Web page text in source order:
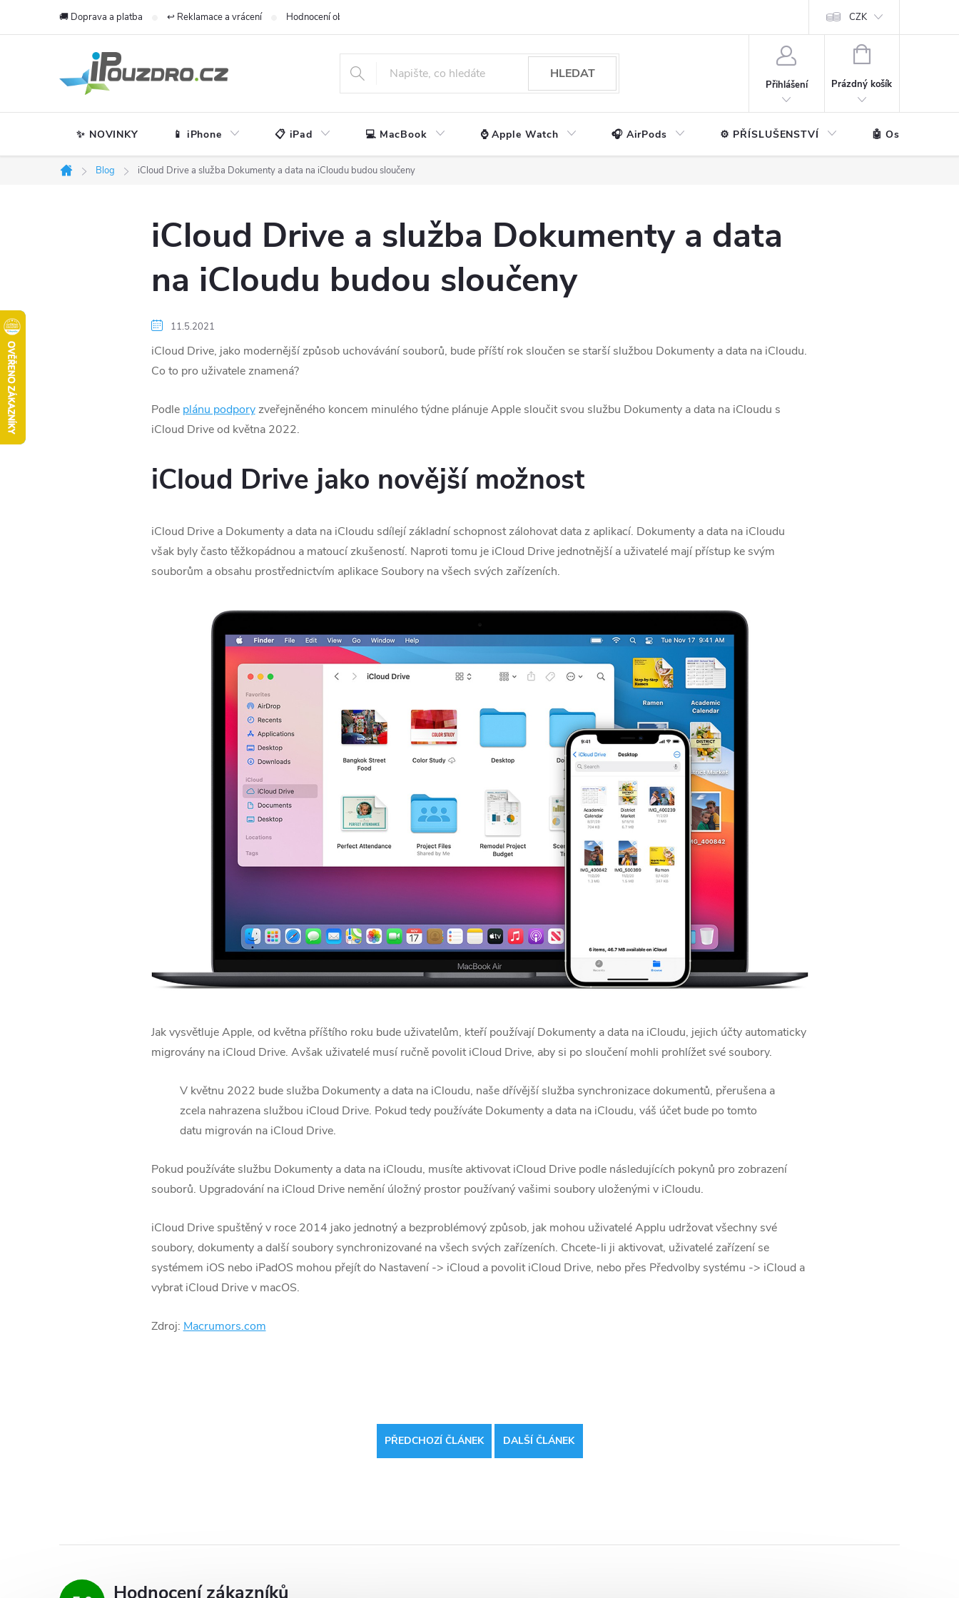
🚚 Doprava a platba ↩️ Reklamace a vrácení Hodnocení obchodu CZK
HLEDAT
Přihlášení
NÁKUPNÍ
Prázdný košík
✨ NOVINKY 📱 iPhone 📋 iPad 💻 MacBook ⌚ Apple Watch 🎧 AirPods ⚙️ PŘÍSLUŠENSTVÍ 🤖 Ostatní
Domů
Blog iCloud Drive a služba Dokumenty a data na iCloudu budou sloučeny
iCloud Drive a služba Dokumenty a data
na iCloudu budou sloučeny
11.5.2021
iCloud Drive, jako modernější způsob uchovávání souborů, bude příští rok sloučen se starší službou Dokumenty a data na iCloudu.
Co to pro uživatele znamená?
Podle plánu podporyzveřejněného koncem minulého týdne plánuje Apple sloučit svou službu Dokumenty a data na iCloudu s
iCloud Drive od května 2022.
iCloud Drive jako novější možnost
‌iCloud Drive‌ a Dokumenty a data na iCloudu sdílejí základní schopnost zálohovat data z aplikací. Dokumenty a data na iCloudu‌
však byly často těžkopádnou a matoucí zkušeností. Naproti tomu je ‌iCloud Drive‌ jednotnější a uživatelé mají přístup ke svým
souborům a obsahu prostřednictvím aplikace Soubory na všech svých zařízeních.
Jak vysvětluje Apple, od května příštího roku bude uživatelům, kteří používají Dokumenty a data na iCloudu, jejich účty automaticky
migrovány na ‌iCloud Drive‌. Avšak uživatelé musí ručně povolit ‌iCloud Drive‌, aby si po sloučení mohli prohlížet své soubory.
V květnu 2022 bude služba Dokumenty a data na iCloudu, naše dřívější služba synchronizace dokumentů, přerušena a
zcela nahrazena službou ‌iCloud Drive‌. Pokud tedy používáte Dokumenty a data na iCloudu, váš účet bude po tomto
datu migrován na ‌iCloud Drive‌.
Pokud používáte službu ‌Dokumenty a data na iCloudu, musíte aktivovat ‌iCloud Drive‌ podle následujících pokynů pro zobrazení
souborů. Upgradování na ‌iCloud Drive‌ nemění úložný prostor používaný vašimi soubory uloženými v iCloudu‌.
‌iCloud Drive‌ spuštěný v roce 2014 jako jednotný a bezproblémový způsob, jak mohou uživatelé Applu udržovat všechny své
soubory, dokumenty a další soubory synchronizované na všech svých zařízeních. Chcete-li ji aktivovat, uživatelé zařízení se
systémem iOS nebo iPadOS mohou přejít do Nastavení -> ‌iCloud‌ a povolit ‌iCloud Drive‌, nebo přes Předvolby systému -> ‌iCloud‌ a
vybrat ‌iCloud Drive‌ v macOS.
Zdroj: Macrumors.com
PŘEDCHOZÍ ČLÁNEK DALŠÍ ČLÁNEK
Hodnocení zákazníků